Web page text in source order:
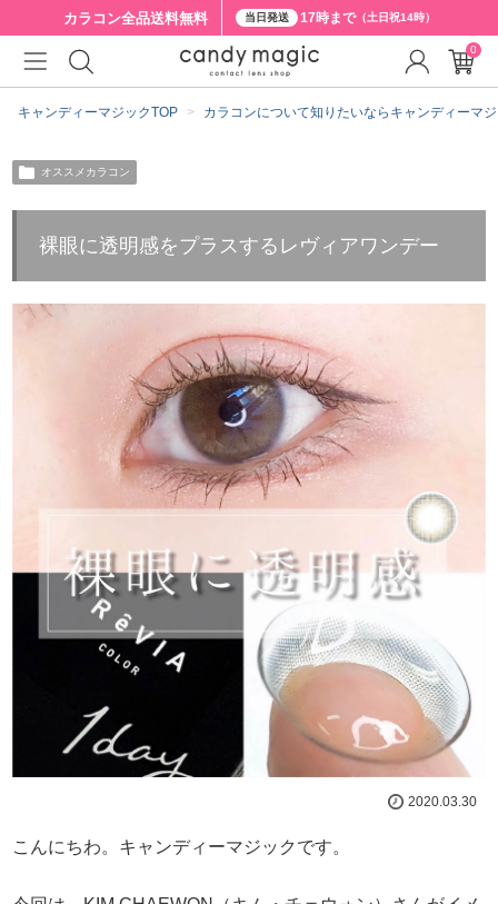
カラコン全品送料無料 当日発送 17時まで（土日祝14時）
キャンディーマジックTOP カラコンについて知りたいならキャンディーマ
オススメカラコン
裸眼に透明感をプラスするレヴィアワンデー
2020.03.30
こんにちわ。キャンディーマジックです。
0